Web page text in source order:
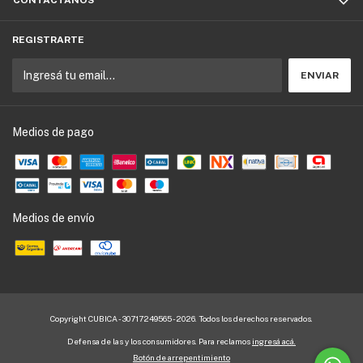
REGISTRARTE
Medios de pago
Medios de envío
Copyright CUBICA - 30717249565 - 2026. Todos los derechos reservados.
Defensa de las y los consumidores. Para reclamos ingresá acá.
Botón de arrepentimiento